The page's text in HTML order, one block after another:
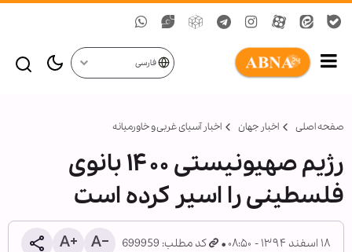
فارسی
صفحه اصلی اخبار جهان اخبار آسیای غربی و خاورمیانه
رژیم صهیونیستی ۱۴۰۰ بانوی
فلسطینی را اسیر کرده است
۱۸ اسفند ۱۳۹۴ - ۰۸:۵۰ کد مطلب: 699959